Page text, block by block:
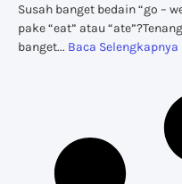
Susah banget bedain “go –
pake “eat” atau
banget... Baca Selengkapnya